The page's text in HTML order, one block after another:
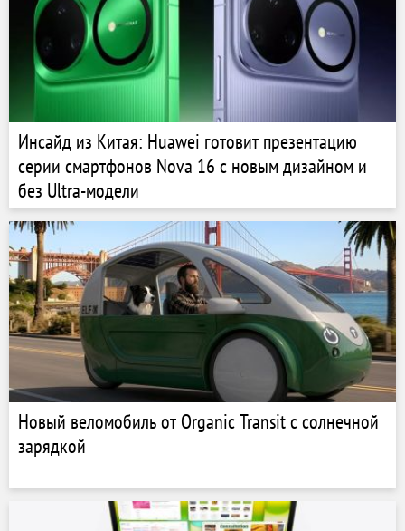
Инсайд из Китая: Huawei готовит презентацию
серии смартфонов Nova 16 с новым дизайном и
без Ultra-модели
Новый веломобиль от Organic Transit с солнечной
зарядкой